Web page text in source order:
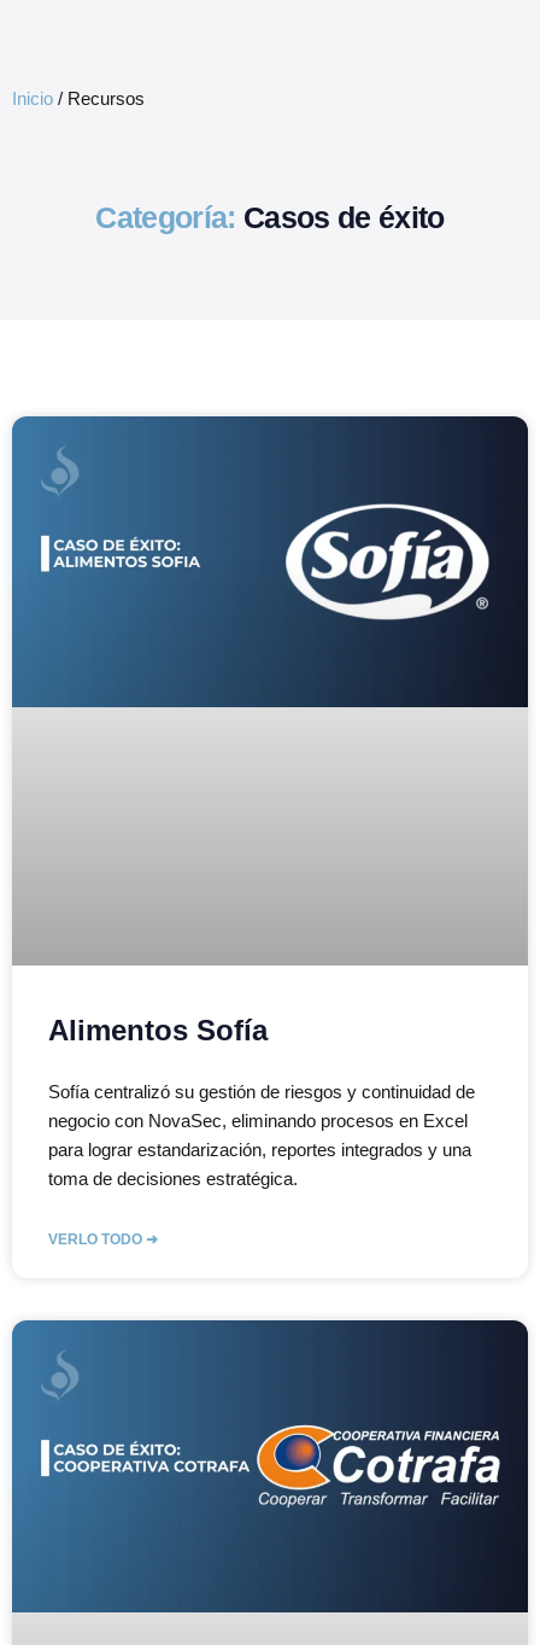
Inicio / Recursos
Categoría: Casos de éxito
Alimentos Sofía
Sofía centralizó su gestión de riesgos y continuidad de
negocio con NovaSec, eliminando procesos en Excel
para lograr estandarización, reportes integrados y una
toma de decisiones estratégica.
VERLO TODO ➜